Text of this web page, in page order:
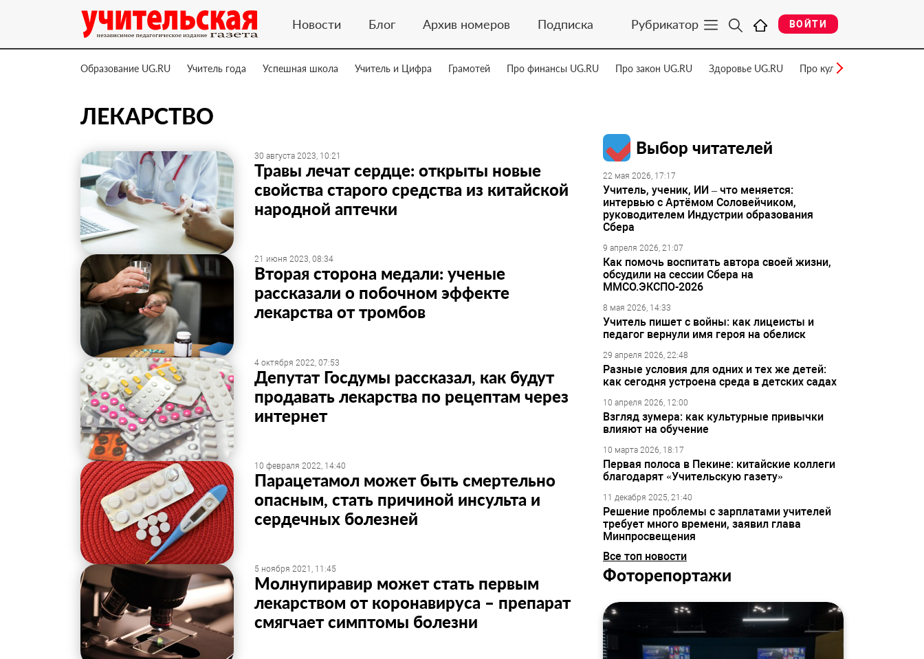
Новости Блог Архив номеров Подписка Рубрикатор ВОЙТИ
Образование UG.RU Учитель года Успешная школа Учитель и Цифра Грамотей Про финансы UG.RU Про закон UG.RU Здоровье UG.RU Про культуру UG.RU
ЛЕКАРСТВО
30 августа 2023, 10:21
Травы лечат сердце: открыты новые
свойства старого средства из китайской
народной аптечки
21 июня 2023, 08:34
Вторая сторона медали: ученые
рассказали о побочном эффекте
лекарства от тромбов
4 октября 2022, 07:53
Депутат Госдумы рассказал, как будут
продавать лекарства по рецептам через
интернет
10 февраля 2022, 14:40
Парацетамол может быть смертельно
опасным, стать причиной инсульта и
сердечных болезней
5 ноября 2021, 11:45
Молнупиравир может стать первым
лекарством от коронавируса – препарат
смягчает симптомы болезни
Выбор читателей
22 мая 2026, 17:17
Учитель, ученик, ИИ – что меняется:
интервью с Артёмом Соловейчиком,
руководителем Индустрии образования
Сбера
9 апреля 2026, 21:07
Как помочь воспитать автора своей жизни,
обсудили на сессии Сбера на
ММСО.ЭКСПО-2026
8 мая 2026, 14:33
Учитель пишет с войны: как лицеисты и
педагог вернули имя героя на обелиск
29 апреля 2026, 22:48
Разные условия для одних и тех же детей:
как сегодня устроена среда в детских садах
10 апреля 2026, 12:00
Взгляд зумера: как культурные привычки
влияют на обучение
10 марта 2026, 18:17
Первая полоса в Пекине: китайские коллеги
благодарят «Учительскую газету»
11 декабря 2025, 21:40
Решение проблемы с зарплатами учителей
требует много времени, заявил глава
Минпросвещения
Все топ новости
Фоторепортажи